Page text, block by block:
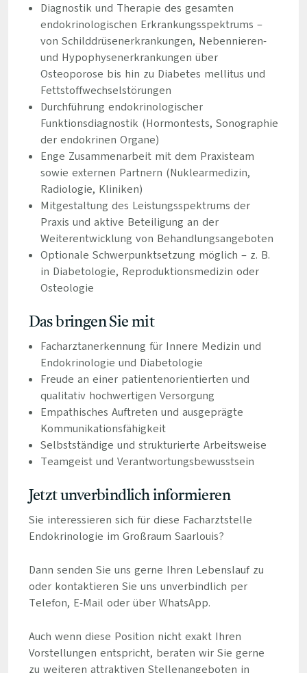
Diagnostik und Therapie des gesamten
endokrinologischen Erkrankungsspektrums –
von Schilddrüsenerkrankungen, Nebennieren-
und Hypophysenerkrankungen über
Osteoporose bis hin zu Diabetes mellitus und
Fettstoffwechselstörungen
Durchführung endokrinologischer
Funktionsdiagnostik (Hormontests, Sonographie
der endokrinen Organe)
Enge Zusammenarbeit mit dem Praxisteam
sowie externen Partnern (Nuklearmedizin,
Radiologie, Kliniken)
Mitgestaltung des Leistungsspektrums der
Praxis und aktive Beteiligung an der
Weiterentwicklung von Behandlungsangeboten
Optionale Schwerpunktsetzung möglich – z. B.
in Diabetologie, Reproduktionsmedizin oder
Osteologie
Das bringen Sie mit
Facharztanerkennung für Innere Medizin und
Endokrinologie und Diabetologie
Freude an einer patientenorientierten und
qualitativ hochwertigen Versorgung
Empathisches Auftreten und ausgeprägte
Kommunikationsfähigkeit
Selbstständige und strukturierte Arbeitsweise
Teamgeist und Verantwortungsbewusstsein
Jetzt unverbindlich informieren
Sie interessieren sich für diese Facharztstelle
Endokrinologie im Großraum Saarlouis?
Dann senden Sie uns gerne Ihren Lebenslauf zu
oder kontaktieren Sie uns unverbindlich per
Telefon, E-Mail oder über WhatsApp.
Auch wenn diese Position nicht exakt Ihren
Vorstellungen entspricht, beraten wir Sie gerne
zu weiteren attraktiven Stellenangeboten in